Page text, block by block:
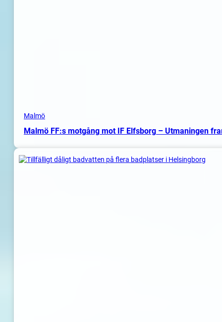
Malmö
Malmö FF:s motgång mot IF Elfsborg – Utmaningen